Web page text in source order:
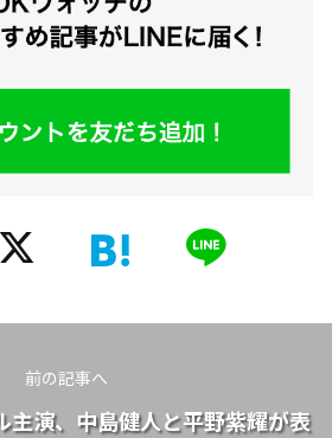
前の記事へ
主演、中島健人と平野紫耀が表